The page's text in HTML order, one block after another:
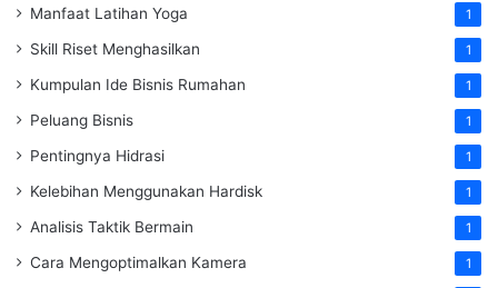
Manfaat Latihan Yoga 1
Skill Riset Menghasilkan 1
Kumpulan Ide Bisnis Rumahan 1
Peluang Bisnis 1
Pentingnya Hidrasi 1
Kelebihan Menggunakan Hardisk 1
Analisis Taktik Bermain 1
Cara Mengoptimalkan Kamera 1